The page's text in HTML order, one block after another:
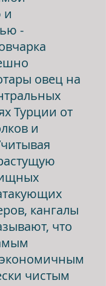
и
-
овец на
Турции от
и
кангалы
что
чистым